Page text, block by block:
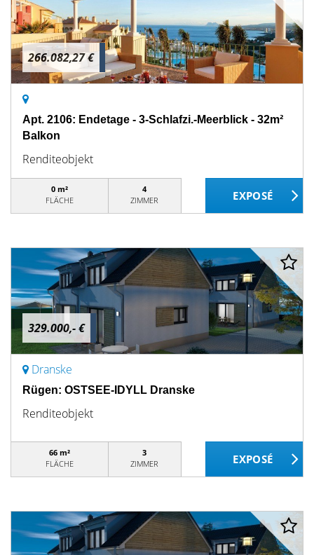
266.082,27 €
Apt. 2106: Endetage - 3-Schlafzi.-Meerblick - 32m²
Balkon
Renditeobjekt
0 m²
FLÄCHE
4
ZIMMER
329.000,- €
Dranske
Rügen: OSTSEE-IDYLL Dranske
Renditeobjekt
66 m²
FLÄCHE
3
ZIMMER